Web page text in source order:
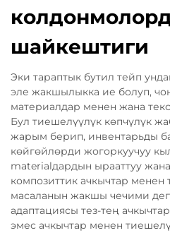
шайкештиги
Эки тараптык бутил тейп
эле жакшылыкка ие болуп,
материалдар менен жана
Бул тиешелүүлүк көпчүлүк
жарым берип, инвентарьды
көйгөйлөрди жогоркуучуу
materialдардын ырааттуу
композиттик ачкычтар менен
масаланын жакшы чечими
адаптациясы тез-тең
эмес ачкычтар менен